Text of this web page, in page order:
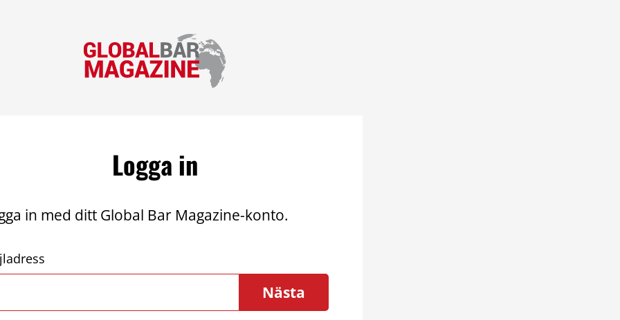
Logga in
in med ditt Global Bar Magazine-konto.
Nästa